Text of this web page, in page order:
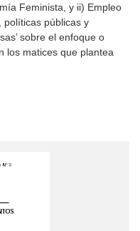
Feminista, y ii) Empleo
políticas públicas y
sobre el enfoque o
los matices que plantea